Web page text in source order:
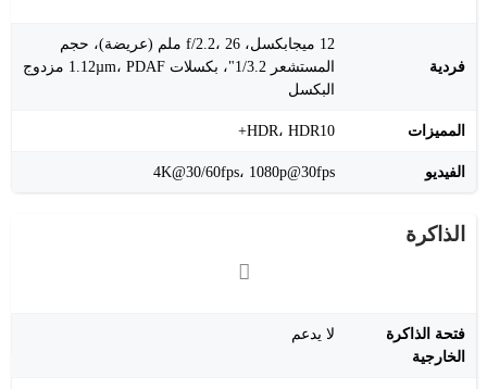
فردية
12 ميجابكسل، f/2.2، 26 ملم (عريضة)، حجم
المستشعر 1/3.2"، بكسلات 1.12µm، PDAF مزدوج
البكسل
المميزات HDR، HDR10+
الفيديو 4K@30/60fps، 1080p@30fps
الذاكرة
فتحة الذاكرة
الخارجية
لا يدعم